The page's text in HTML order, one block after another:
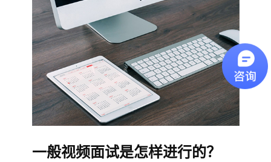
一般视频面试是怎样进行的？